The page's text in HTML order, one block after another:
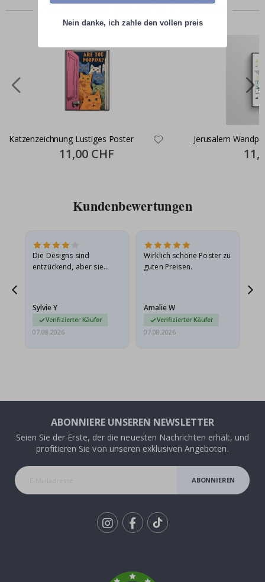
Zusammen gekaufte Produkte
Katzenzeichnung Lustiges Poster
Special
Price
11,00 CHF
Jerusalem
Price
Kundenbewertungen
Die Designs sind
entzückend, aber sie
sie…
Sylvie Y
Verifizierter Käufer
07.08.2026
Wirklich schöne Poster zu
guten Preisen.
Amalie W
Verifizierter Käufer
07.08.2026
ABONNIERE UNSEREN NEWSLETTER
Seien Sie der Erste, der die neuesten Nachrichten erhält, und
profitieren Sie von unseren exklusiven Angeboten.
ABONNIEREN
Nein danke, ich zahle den vollen preis